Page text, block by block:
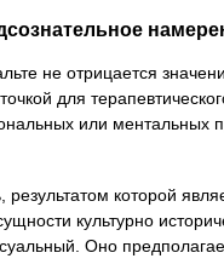
не отрицается
для
или
результатом которой
культурно
Оно